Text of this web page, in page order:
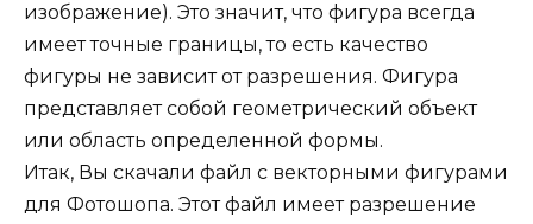
изображение). Это значит, что фигура всегда
имеет точные границы, то есть качество
фигуры не зависит от разрешения. Фигура
представляет собой геометрический объект
или область определенной формы.
Итак, Вы скачали файл с векторными фигурами
для Фотошопа. Этот файл имеет разрешение